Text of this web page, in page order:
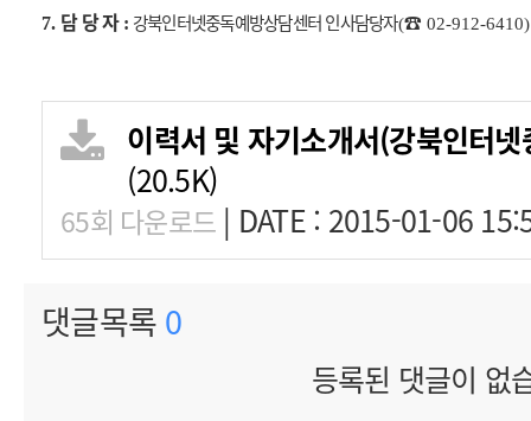
7. 담 당 자 : 강북인터넷중독예방상담센터 인사담당자(☎ 02-912-6410)
이력서 및 자기소개서(강북인터
(20.5K)
65회 다운로드 | DATE : 2015-01-06
댓글목록 0
등록된 댓글이 없